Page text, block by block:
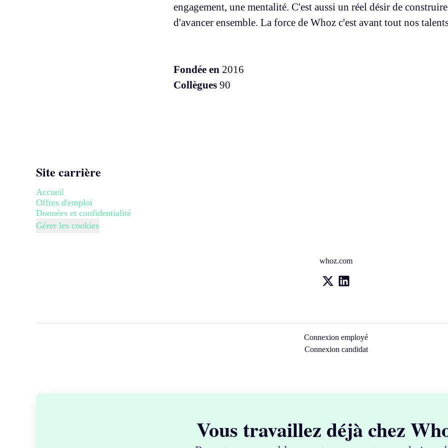
engagement, une mentalité. C'est aussi un réel désir de
d'avancer ensemble. La force de Whoz c'est avant tout nos
Fondée en 2016
Collègues 90
Site carrière
Accueil
Offres d'emploi
Données et confidentialité
Gérer les cookies
whoz.com
Connexion employé
Connexion candidat
Vous travaillez déjà chez